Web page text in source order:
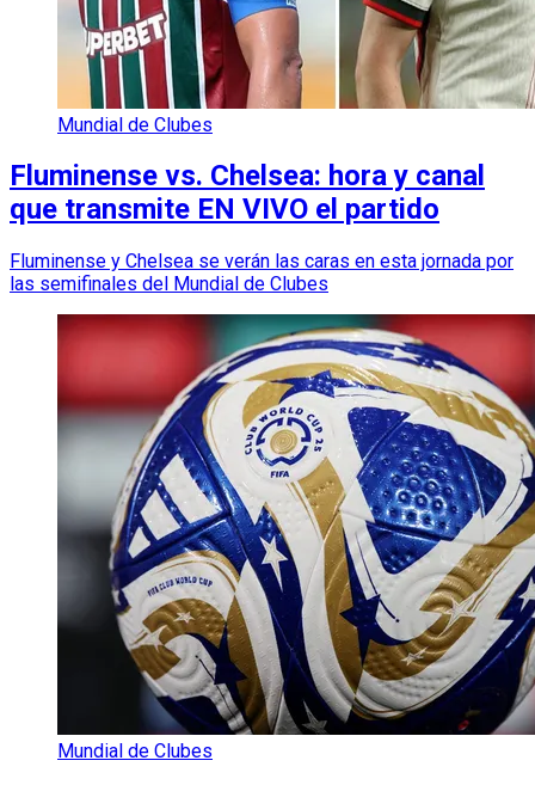
Mundial de Clubes
Fluminense vs. Chelsea: hora y canal
que transmite EN VIVO el partido
Fluminense y Chelsea se verán las caras en esta jornada por
las semifinales del Mundial de Clubes
Mundial de Clubes